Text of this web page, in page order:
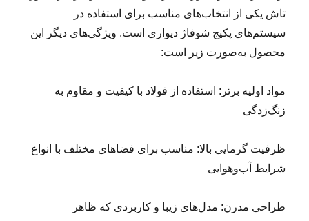
تاش یکی از انتخاب‌های مناسب برای استفاده در
سیستم‌های پکیج شوفاژ دیواری است. ویژگی‌های دیگر این
محصول به‌صورت زیر است:
مواد اولیه برتر: استفاده از فولاد با کیفیت و مقاوم به
زنگ‌زدگی
ظرفیت گرمایی بالا: مناسب برای فضاهای مختلف با انواع
شرایط آب‌و‌هوایی
طراحی مدرن: مدل‌های زیبا و کاربردی که ظاهر